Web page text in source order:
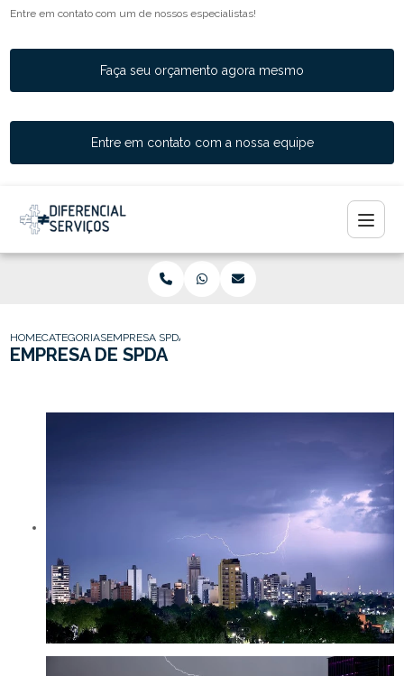
Entre em contato com um de nossos especialistas!
Faça seu orçamento agora mesmo
Entre em contato com a nossa equipe
HOMECATEGORIASEMPRESA SPDA
EMPRESA DE SPDA